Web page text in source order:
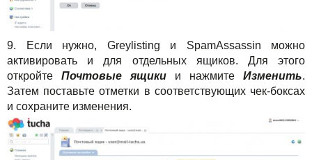
9. Если нужно, Greylisting и SpamAssassin можно
активировать и для отдельных ящиков. Для этого
откройте Почтовые ящики и нажмите Изменить.
Затем поставьте отметки в соответствующих чек-боксах
и сохраните изменения.